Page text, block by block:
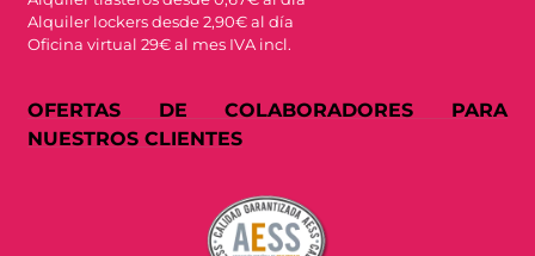
Alquiler lockers desde 2,90€ al día
Oficina virtual 29€ al mes IVA incl.
OFERTAS DE COLABORADORES PARA
NUESTROS CLIENTES